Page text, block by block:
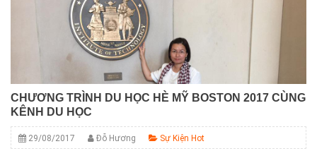
CHƯƠNG TRÌNH DU HỌC HÈ MỸ BOSTON 2017 CÙNG
KÊNH DU HỌC
29/08/2017 Đỗ Hương Sự Kiện Hot